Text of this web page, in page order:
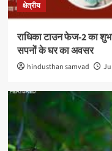
क्षेत्रीय
राधिका टाउन फेज-2 का
सपनों के घर का अवसर
hindusthan samvad